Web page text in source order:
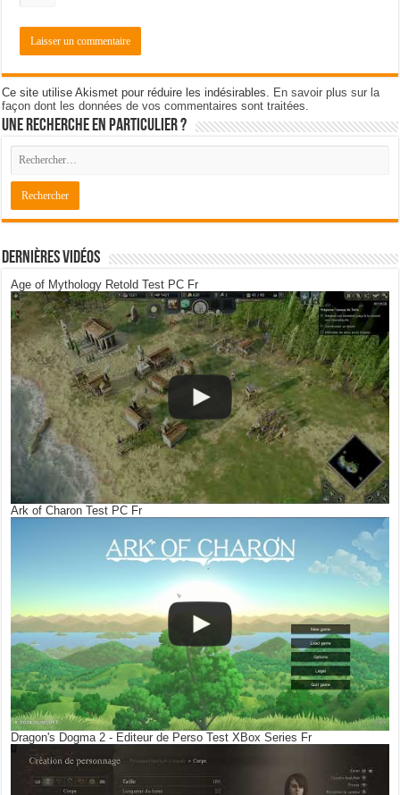
Ce site utilise Akismet pour réduire les indésirables. En savoir plus sur la
façon dont les données de vos commentaires sont traitées.
Une recherche en particulier ?
Dernières Vidéos
Age of Mythology Retold Test PC Fr
Ark of Charon Test PC Fr
Dragon's Dogma 2 - Editeur de Perso Test XBox Series Fr